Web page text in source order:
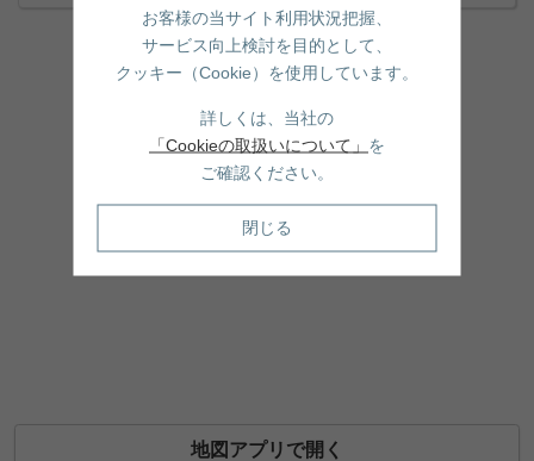
地図アプリで開く
お客様の当サイト利用状況把握、
サービス向上検討を目的として、
クッキー（Cookie）を使用しています。
詳しくは、当社の
「Cookieの取扱いについて」 を
ご確認ください。
閉じる